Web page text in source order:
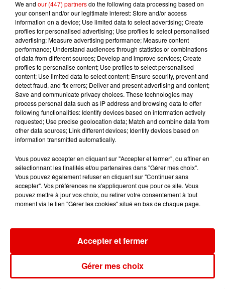
TITRES DIFFUSÉS
12h57
12h57
ALEX WARREN
12h54
12h54
TAYC
Girlfriend
12h52
12h52
Movin' To The Sun
We and our (447) partnersdo the following data processing based on
your consent and/or our legitimate interest: Store and/or access
information on a device; Use limited data to select advertising; Create
profiles for personalised advertising; Use profiles to select personalised
advertising; Measure advertising performance; Measure content
performance; Understand audiences through statistics or combinations
of data from different sources; Develop and improve services; Create
profiles to personalise content; Use profiles to select personalised
content; Use limited data to select content; Ensure security, prevent and
detect fraud, and fix errors; Deliver and present advertising and content;
Save and communicate privacy choices. These technologies may
process personal data such as IP address and browsing data to offer
following functionalities: Identify devices based on information actively
requested; Use precise geolocation data; Match and combine data from
other data sources; Link different devices; Identify devices based on
information transmitted automatically.
Vous pouvez accepter en cliquant sur "Accepter et fermer", ou affiner en
sélectionnant les finalités et/ou partenaires dans "Gérer mes choix".
Vous pouvez également refuser en cliquant sur "Continuer sans
accepter". Vos préférences ne s'appliqueront que pour ce site. Vous
pouvez mettre à jour vos choix, ou retirer votre consentement à tout
moment via le lien "Gérer les cookies" situé en bas de chaque page.
Gérer mes choix
Accepter et fermer